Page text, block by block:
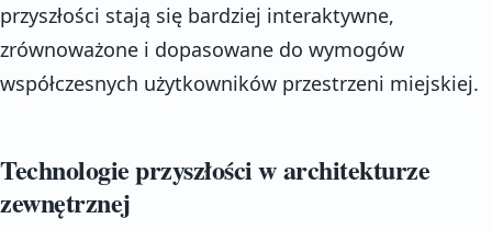
przyszłości stają się bardziej interaktywne,
zrównoważone i dopasowane do wymogów
współczesnych użytkowników przestrzeni miejskiej.
Technologie przyszłości w architekturze
zewnętrznej